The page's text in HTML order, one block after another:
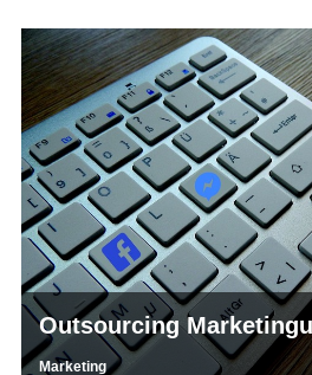
Outsourcing Marketingu
Marketing